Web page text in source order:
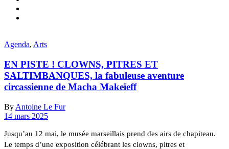
Agenda, Arts
EN PISTE ! CLOWNS, PITRES ET
SALTIMBANQUES, la fabuleuse aventure
circassienne de Macha Makeïeff
By Antoine Le Fur
14 mars 2025
Jusqu’au 12 mai, le musée marseillais prend des airs de chapiteau.
Le temps d’une exposition célébrant les clowns, pitres et